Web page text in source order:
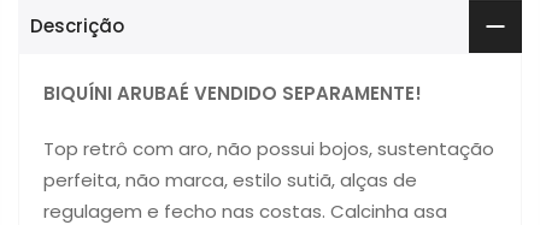
Descrição
BIQUÍNI ARUBAÉ VENDIDO SEPARAMENTE!
Top retrô com aro, não possui bojos, sustentação
perfeita, não marca, estilo sutiã, alças de
regulagem e fecho nas costas. Calcinha asa